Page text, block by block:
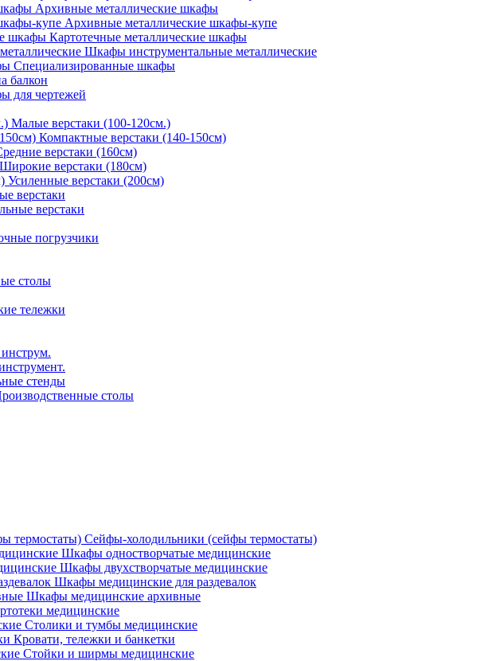
Архивные металлические шкафы
Архивные металлические шкафы-купе
Картотечные металлические шкафы
Шкафы инструментальные металлические
Специализированные шкафы
балкон
для чертежей
Малые верстаки (100-120см.)
Компактные верстаки (140-150см)
верстаки (160см)
Широкие верстаки (180см)
Усиленные верстаки (200см)
верстаки
верстаки
погрузчики
столы
тележки
стенды
столы
Сейфы-холодильники (сейфы термостаты)
Шкафы одностворчатые медицинские
Шкафы двухстворчатые медицинские
Шкафы медицинские для раздевалок
Шкафы медицинские архивные
медицинские
Столики и тумбы медицинские
Кровати, тележки и банкетки
Стойки и ширмы медицинские